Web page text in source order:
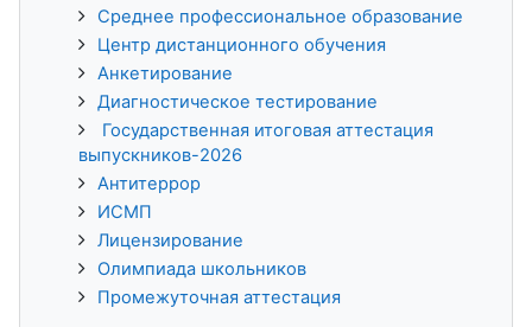
Среднее профессиональное образование
Центр дистанционного обучения
Анкетирование
Диагностическое тестирование
Государственная итоговая аттестация
выпускников-2026
Антитеррор
ИСМП
Лицензирование
Олимпиада школьников
Промежуточная аттестация